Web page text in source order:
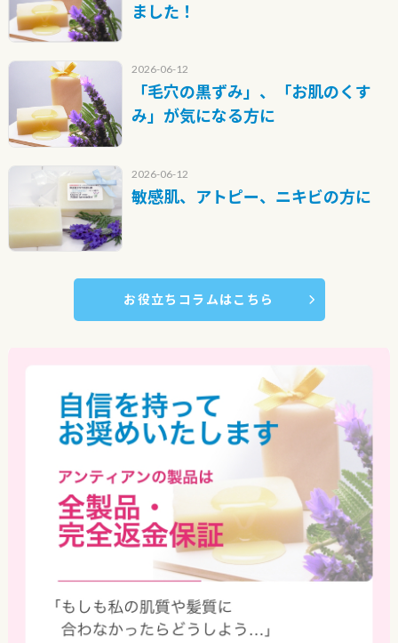
ました！
2026-06-12
「毛穴の黒ずみ」、「お肌のくす
み」が気になる方に
2026-06-12
敏感肌、アトピー、ニキビの方に
お役立ちコラムはこちら